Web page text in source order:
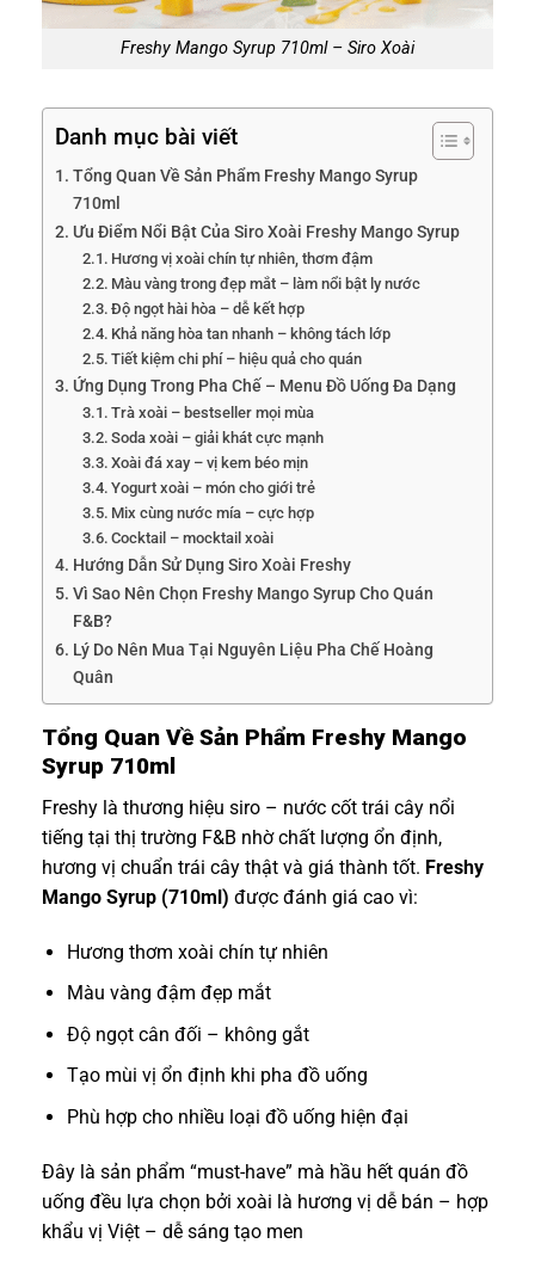
Freshy Mango Syrup 710ml – Siro Xoài
Danh mục bài viết
Tổng Quan Về Sản Phẩm Freshy Mango Syrup
710ml
Ưu Điểm Nổi Bật Của Siro Xoài Freshy Mango Syrup
Hương vị xoài chín tự nhiên, thơm đậm
Màu vàng trong đẹp mắt – làm nổi bật ly nước
Độ ngọt hài hòa – dễ kết hợp
Khả năng hòa tan nhanh – không tách lớp
Tiết kiệm chi phí – hiệu quả cho quán
Ứng Dụng Trong Pha Chế – Menu Đồ Uống Đa Dạng
Trà xoài – bestseller mọi mùa
Soda xoài – giải khát cực mạnh
Xoài đá xay – vị kem béo mịn
Yogurt xoài – món cho giới trẻ
Mix cùng nước mía – cực hợp
Cocktail – mocktail xoài
Hướng Dẫn Sử Dụng Siro Xoài Freshy
Vì Sao Nên Chọn Freshy Mango Syrup Cho Quán
F&B?
Lý Do Nên Mua Tại Nguyên Liệu Pha Chế Hoàng
Quân
Tổng Quan Về Sản Phẩm Freshy Mango
Syrup 710ml
Freshy là thương hiệu siro – nước cốt trái cây nổi
tiếng tại thị trường F&B nhờ chất lượng ổn định,
hương vị chuẩn trái cây thật và giá thành tốt. Freshy
Mango Syrup (710ml) được đánh giá cao vì:
Hương thơm xoài chín tự nhiên
Màu vàng đậm đẹp mắt
Độ ngọt cân đối – không gắt
Tạo mùi vị ổn định khi pha đồ uống
Phù hợp cho nhiều loại đồ uống hiện đại
Đây là sản phẩm “must-have” mà hầu hết quán đồ
uống đều lựa chọn bởi xoài là hương vị dễ bán – hợp
khẩu vị Việt – dễ sáng tạo men